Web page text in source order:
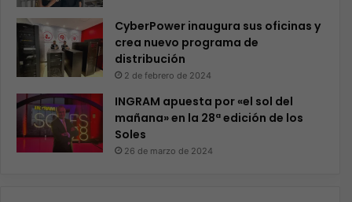
CyberPower inaugura sus oficinas y
crea nuevo programa de
distribución
2 de febrero de 2024
INGRAM apuesta por «el sol del
mañana» en la 28ª edición de los
Soles
26 de marzo de 2024